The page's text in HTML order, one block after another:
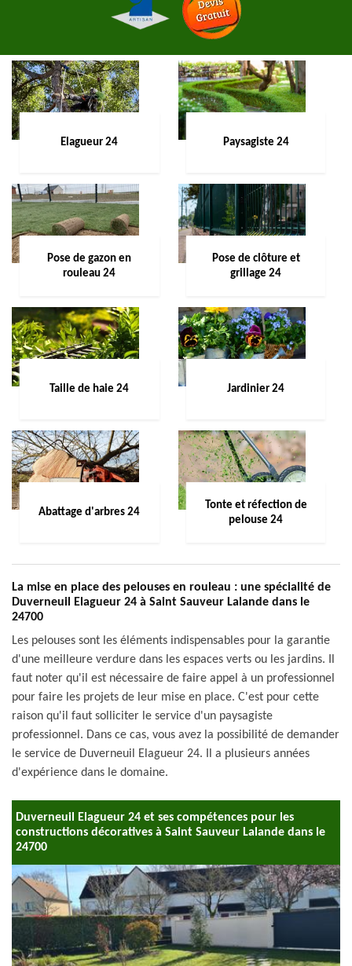
Elagueur 24 Paysagiste 24
Pose de gazon en
rouleau 24
Pose de clôture et
grillage 24
Taille de haie 24 Jardinier 24
Abattage d'arbres 24
Tonte et réfection de
pelouse 24
La mise en place des pelouses en rouleau : une spécialité de
Duverneuil Elagueur 24 à Saint Sauveur Lalande dans le
24700
Les pelouses sont les éléments indispensables pour la garantie
d'une meilleure verdure dans les espaces verts ou les jardins. Il
faut noter qu'il est nécessaire de faire appel à un professionnel
pour faire les projets de leur mise en place. C'est pour cette
raison qu'il faut solliciter le service d'un paysagiste
professionnel. Dans ce cas, vous avez la possibilité de demander
le service de Duverneuil Elagueur 24. Il a plusieurs années
d'expérience dans le domaine.
Duverneuil Elagueur 24 et ses compétences pour les
constructions décoratives à Saint Sauveur Lalande dans le
24700